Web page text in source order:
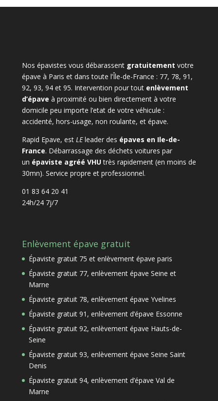
Nos épavistes vous débarassent gratuitement votre
épave à Paris et dans toute l’Île-de-France : 77, 78, 91,
92, 93, 94 et 95. Intervention pour tout enlèvement
d’épave à proximité ou bien directement à votre
domicile peu importe l’etat de votre véhicule :
accidenté, hors-usage, non roulante, et épave.
Rapid Epave, est LEleader des épaves en Ile-de-
France. Débarrassage des déchets voitures par
un épaviste agréé VHUtrès rapidement (en moins de
30mn). Service propre et professionnel.
01 83 64 20 41
24h/24 7j/7
Enlèvement épave gratuit
Épaviste gratuit 75 et enlèvement épave paris
Épaviste gratuit 77, enlèvement épave Seine et
Marne
Épaviste gratuit 78, enlèvement épave Yvelines
Épaviste gratuit 91, enlèvement d’épave Essonne
Épaviste gratuit 92, enlèvement épave Hauts-de-
Seine
Épaviste gratuit 93, enlèvement épave Seine Saint
Denis
Épaviste gratuit 94, enlèvement d’épave Val de
Marne